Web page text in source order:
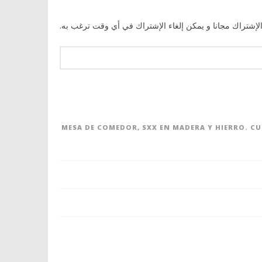
مجانا و يمكن إلغاء الإشتراك في أي وقت ترغب به.
MESA DE COMEDOR, SXX EN MADERA Y HIERRO.